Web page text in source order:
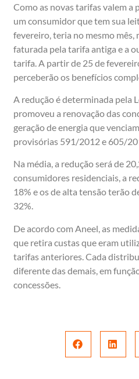
Como as novas tarifas valem a
um consumidor que tem sua
fevereiro, teria no mesmo mês,
faturada pela tarifa antiga e a
tarifa. A partir de 25 de
perceberão os benefícios
A redução é determinada pela
promoveu a renovação das
geração de energia que
provisórias 591/2012 e 605/
Na média, a redução será de
consumidores residenciais, a
18% e os de alta tensão terão
32%.
De acordo com Aneel, as
que retira custas que eram
tarifas anteriores. Cada
diferente das demais, em
concessões.